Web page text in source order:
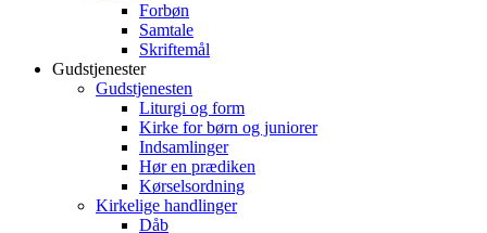
Forbøn
Samtale
Skriftemål
Gudstjenester
Gudstjenesten
Liturgi og form
Kirke for børn og juniorer
Indsamlinger
Hør en prædiken
Kørselsordning
Kirkelige handlinger
Dåb